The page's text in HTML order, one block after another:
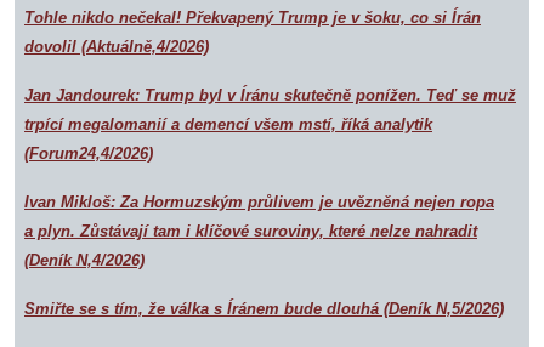
Tohle nikdo nečekal! Překvapený Trump je v šoku, co si Írán
dovolil (Aktuálně,4/2026)
Jan Jandourek: Trump byl v Íránu skutečně ponížen. Teď se muž
trpící megalomanií a demencí všem mstí, říká analytik
(Forum24,4/2026)
Ivan Mikloš: Za Hormuzským průlivem je uvězněná nejen ropa
a plyn. Zůstávají tam i klíčové suroviny, které nelze nahradit
(Deník N,4/2026)
Smiřte se s tím, že válka s Íránem bude dlouhá (Deník N,5/2026)